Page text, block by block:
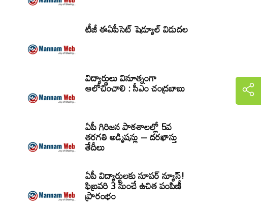
టీజీ ఈఏపీసెట్‌ షెడ్యూల్‌ విడుదల
విద్యార్థులు వినూత్నంగా
ఆలోచించాలి : సీఎం చంద్రబాబు
ఏపీ గిరిజన పాఠశాలల్లో 5వ
తరగతి అడ్మిషన్లు – దరఖాస్తు
తేదీలు
ఏపీ విద్యార్థులకు సూపర్ న్యూస్!
ఫిబ్రవరి 3 నుంచే ఉచిత పంపిణీ
ప్రారంభం